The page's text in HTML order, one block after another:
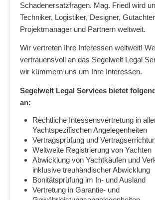
Schadenersatzfragen. Mag. Friedl wird
Techniker, Logistiker, Designer,
Projektmanager und Partnern weltweit.
Wir vertreten Ihre Interessen weltweit!
vertrauensvoll an das Segelwelt Legal
wir kümmern uns um Ihre Interessen.
Segelwelt Legal Services bietet
an:
Rechtliche Intessensvertretung in
Yachtspezifischen Angelegenheiten
Vertragsprüfung und
Weltweite Registrierung von Yachten
Abwicklung von Yachtkäufen und
inklusive treuhändischer Abwicklung
Bonitätsprüfung im In- und Ausland
Vertretung in Garantie- und